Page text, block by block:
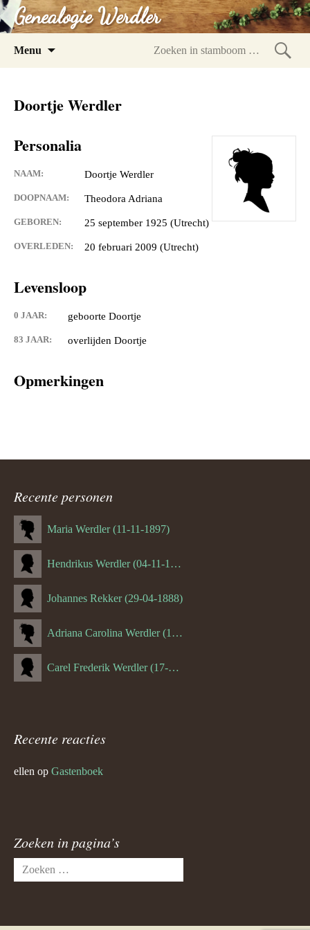
Genealogie Werdler
Menu
Doortje Werdler
Personalia
NAAM: Doortje Werdler
DOOPNAAM: Theodora Adriana
GEBOREN: 25 september 1925 (Utrecht)
OVERLEDEN: 20 februari 2009 (Utrecht)
Levensloop
0 JAAR: geboorte Doortje
83 JAAR: overlijden Doortje
Opmerkingen
Recente personen
Maria Werdler (11-11-1897)
Hendrikus Werdler (04-11-1904)
Johannes Rekker (29-04-1888)
Adriana Carolina Werdler (18-02-1884)
Carel Frederik Werdler (17-06-1893)
Recente reacties
ellen op Gastenboek
Zoeken in pagina’s
Zoeken
naar: